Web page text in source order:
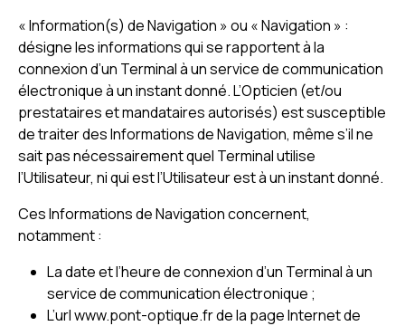
« Information(s) de Navigation » ou « Navigation » :
désigne les informations qui se rapportent à la
connexion d’un Terminal à un service de communication
électronique à un instant donné. L’Opticien (et/ou
prestataires et mandataires autorisés) est susceptible
de traiter des Informations de Navigation, même s’il ne
sait pas nécessairement quel Terminal utilise
l’Utilisateur, ni qui est l’Utilisateur est à un instant donné.
Ces Informations de Navigation concernent,
notamment :
La date et l’heure de connexion d’un Terminal à un
service de communication électronique ;
L’url www.pont-optique.fr de la page Internet de